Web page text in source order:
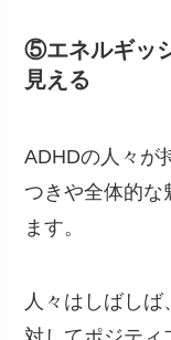
⑤エネルギッ
見える
ADHDの人々が
つきや全体的な
ます。
人々はしばし